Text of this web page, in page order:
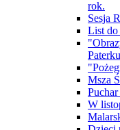
rok.
Sesja
List do
Paterku
Msza
W